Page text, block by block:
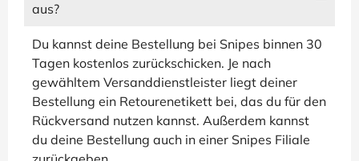
aus?
Du kannst deine Bestellung bei Snipes binnen 30
Tagen kostenlos zurückschicken. Je nach
gewähltem Versanddienstleister liegt deiner
Bestellung ein Retourenetikett bei, das du für den
Rückversand nutzen kannst. Außerdem kannst
du deine Bestellung auch in einer Snipes Filiale